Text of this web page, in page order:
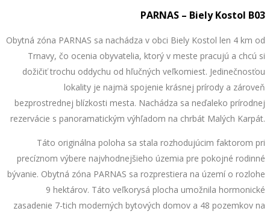
PARNAS – Biely Kostol B03
Obytná zóna PARNAS sa nachádza v obci Biely Kostol len 4 km od
Trnavy, čo ocenia obyvatelia, ktorý v meste pracujú a chcú si
dožičiť trochu oddychu od hľučných veľkomiest. Jedinečnosťou
lokality je najmä spojenie krásnej prírody a zároveň
bezprostrednej blízkosti mesta. Nachádza sa neďaleko prírodnej
rezervácie s panoramatickým výhľadom na chrbát Malých Karpát.
Táto originálna poloha sa stala rozhodujúcim faktorom pri
precíznom výbere najvhodnejšieho územia pre pokojné rodinné
bývanie. Obytná zóna PARNAS sa rozprestiera na území o rozlohe
9 hektárov. Táto veľkorysá plocha umožnila hormonické
zasadenie 7-tich moderných bytových domov a 48 pozemkov na